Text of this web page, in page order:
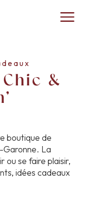
&
boutique de
Garonne. La
ou se faire plaisir,
idées cadeaux